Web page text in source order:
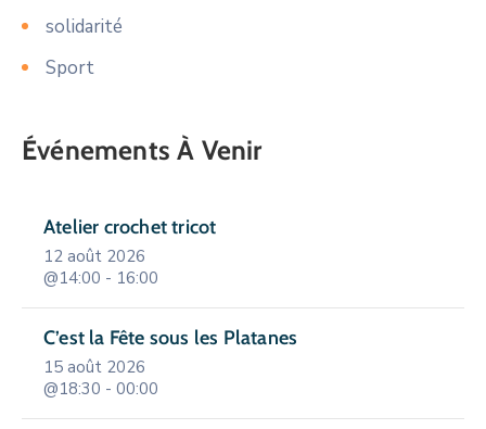
solidarité
Sport
Événements À Venir
Atelier crochet tricot
12 août 2026
@14:00 - 16:00
C’est la Fête sous les Platanes
15 août 2026
@18:30 - 00:00